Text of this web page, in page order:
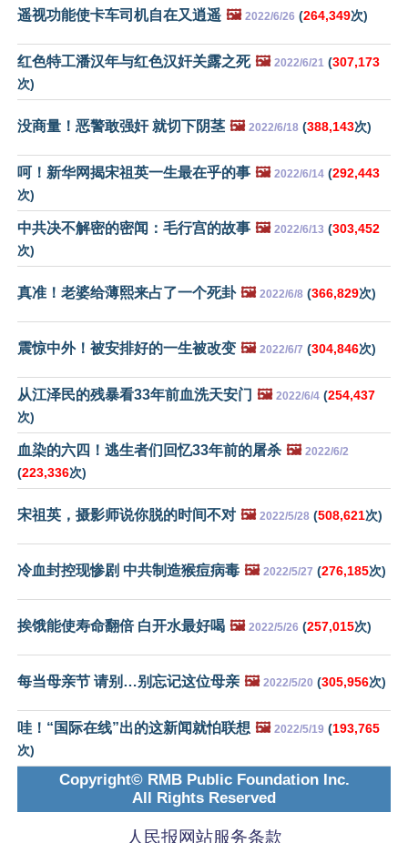
遥视功能使卡车司机自在又逍遥 🖼️ 2022/6/26 (264,349次)
红色特工潘汉年与红色汉奸关露之死 🖼️ 2022/6/21 (307,173
次)
没商量！恶警敢强奸 就切下阴茎 🖼️ 2022/6/18 (388,143次)
呵！新华网揭宋祖英一生最在乎的事 🖼️ 2022/6/14 (292,443
次)
中共决不解密的密闻：毛行宫的故事 🖼️ 2022/6/13 (303,452
次)
真准！老婆给薄熙来占了一个死卦 🖼️ 2022/6/8 (366,829次)
震惊中外！被安排好的一生被改变 🖼️ 2022/6/7 (304,846次)
从江泽民的残暴看33年前血洗天安门 🖼️ 2022/6/4 (254,437
次)
血染的六四！逃生者们回忆33年前的屠杀 🖼️ 2022/6/2
(223,336次)
宋祖英，摄影师说你脱的时间不对 🖼️ 2022/5/28 (508,621次)
冷血封控现惨剧 中共制造猴痘病毒 🖼️ 2022/5/27 (276,185次)
挨饿能使寿命翻倍 白开水最好喝 🖼️ 2022/5/26 (257,015次)
每当母亲节 请别…别忘记这位母亲 🖼️ 2022/5/20 (305,956次)
哇！“国际在线”出的这新闻就怕联想 🖼️ 2022/5/19 (193,765
次)
Copyright© RMB Public Foundation Inc.
All Rights Reserved
人民报网站服务条款